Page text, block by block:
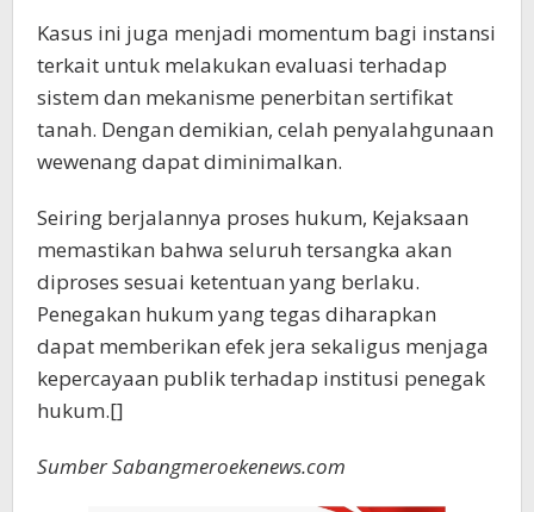
Kasus ini juga menjadi momentum bagi instansi
terkait untuk melakukan evaluasi terhadap
sistem dan mekanisme penerbitan sertifikat
tanah. Dengan demikian, celah penyalahgunaan
wewenang dapat diminimalkan.
Seiring berjalannya proses hukum, Kejaksaan
memastikan bahwa seluruh tersangka akan
diproses sesuai ketentuan yang berlaku.
Penegakan hukum yang tegas diharapkan
dapat memberikan efek jera sekaligus menjaga
kepercayaan publik terhadap institusi penegak
hukum.[]
Sumber Sabangmeroekenews.com